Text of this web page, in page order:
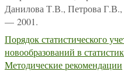
Данилова Т.В., Петрова
— 2001.
Порядок статистического
новообразований в
Методические рекомендации